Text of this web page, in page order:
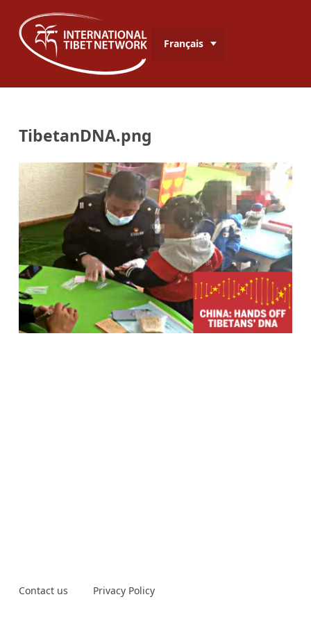
Français
TibetanDNA.png
Contact us Privacy Policy